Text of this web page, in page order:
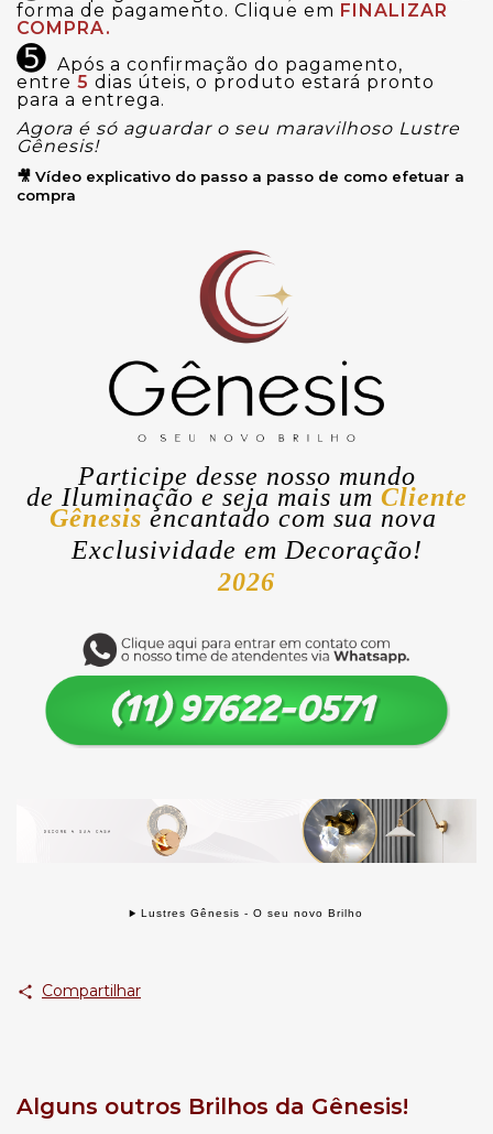
forma de pagamento. Clique em FINALIZAR
COMPRA.
➎ Após a confirmação do pagamento,
entre 5 dias úteis, o produto estará pronto
para a entrega.
Agora é só aguardar o seu maravilhoso Lustre
Gênesis!
🎥 Vídeo explicativo do passo a passo de como efetuar a
compra
Participe desse nosso mundo
de Iluminação e seja mais um Cliente
Gênesis encantado com sua nova
Exclusividade em Decoração!
2026
Lustres Gênesis - O seu novo Brilho
Compartilhar
Alguns outros Brilhos da Gênesis!